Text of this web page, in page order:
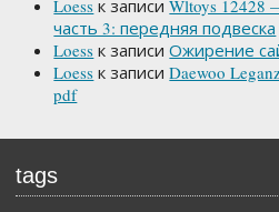
Loess к записиWltoys 12428
часть 3: передняя подвеска
Loess к записиОжирение
Loess к записиDaewoo
pdf
tags